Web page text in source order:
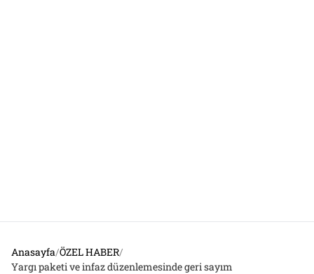
Anasayfa/ÖZEL HABER/
Yargı paketi ve infaz düzenlemesinde geri sayım